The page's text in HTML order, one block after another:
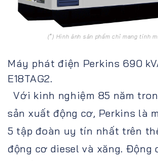
(*) Hình ảnh sản phẩm chỉ mang tính
Máy phát điện Perkins 690
E18TAG2.
Với kinh nghiệm 85 năm
sản xuất động cơ, Perkins là
5 tập đoàn uy tín nhất trên
động cơ diesel và xăng. Động